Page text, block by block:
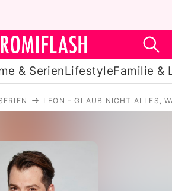
& SerienLifestyleFamilie &
Filme & Serien
Lifestyle
LEON – GLAUB NICHT ALLES,